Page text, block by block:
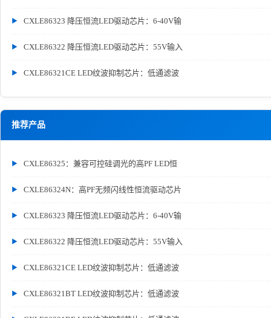
CXLE86323 降压恒流LED驱动芯片：6-40V输
CXLE86322 降压恒流LED驱动芯片：55V输入
CXLE86321CE LED纹波抑制芯片：低通滤波
推荐产品
CXLE86325：兼容可控硅调光的高PF LED恒
CXLE86324N：高PF无频闪线性恒流驱动芯片
CXLE86323 降压恒流LED驱动芯片：6-40V输
CXLE86322 降压恒流LED驱动芯片：55V输入
CXLE86321CE LED纹波抑制芯片：低通滤波
CXLE86321BT LED纹波抑制芯片：低通滤波